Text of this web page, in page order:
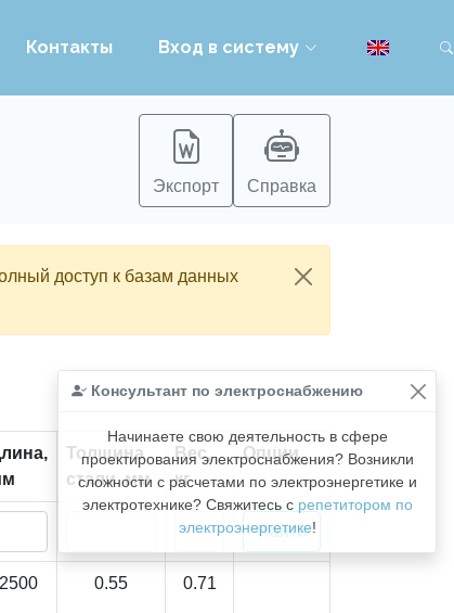
Контакты Вход в систему
Экспорт Справка
доступ к базам данных
Консультант по электроснабжению
Начинаете свою деятельность в сфере
проектирования электроснабжения? Возникли
сложности с расчетами по электроэнергетике и
электротехнике? Свяжитесь с репетитором по
электроэнергетике!
Толщина
стали, мм
Вес,
кг
Опции
2500 0.55 0.71